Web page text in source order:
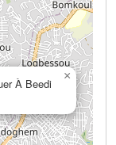
À Beedi
×